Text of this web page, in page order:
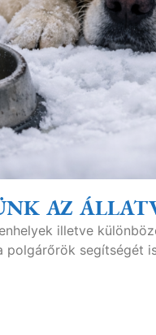
AZ
illetve
polgárőrök segítségét